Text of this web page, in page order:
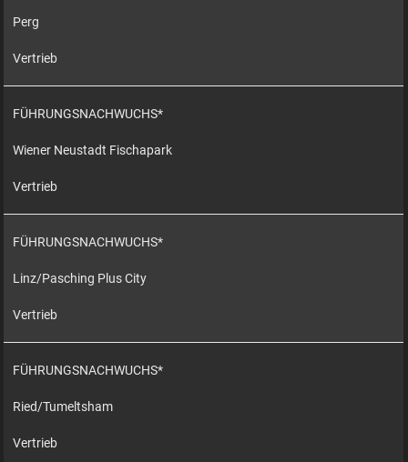
Perg
Vertrieb
FÜHRUNGSNACHWUCHS*
Wiener Neustadt Fischapark
Vertrieb
FÜHRUNGSNACHWUCHS*
Linz/Pasching Plus City
Vertrieb
FÜHRUNGSNACHWUCHS*
Ried/Tumeltsham
Vertrieb